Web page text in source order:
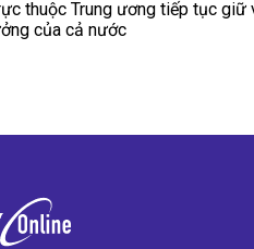
thuộc Trung ương tiếp tục giữ
của cả nước